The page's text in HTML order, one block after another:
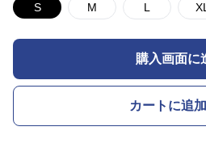
S M L XL
購入画面に
カートに追